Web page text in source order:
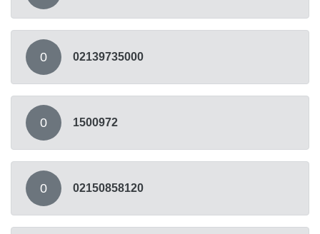
0 02139735000
0 1500972
0 02150858120